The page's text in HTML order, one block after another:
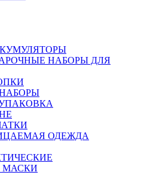
НАБОРЫ ДЛЯ
ОДЕЖДА
МАСКИ